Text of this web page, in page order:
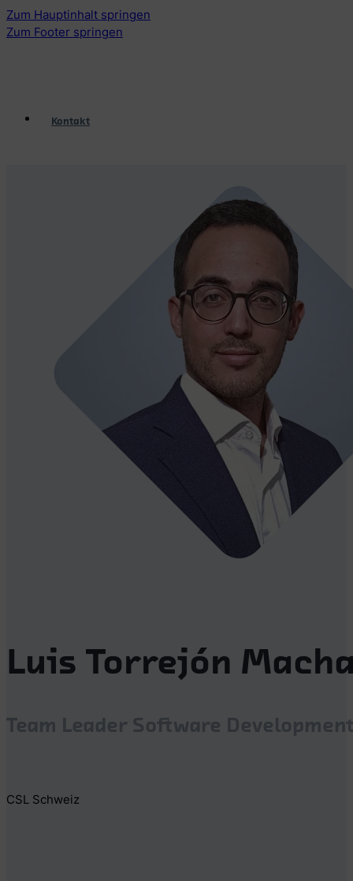
Zum Hauptinhalt springen
Zum Footer springen
Kontakt
Luis Torrejón
Team Leader Software
CSL Schweiz